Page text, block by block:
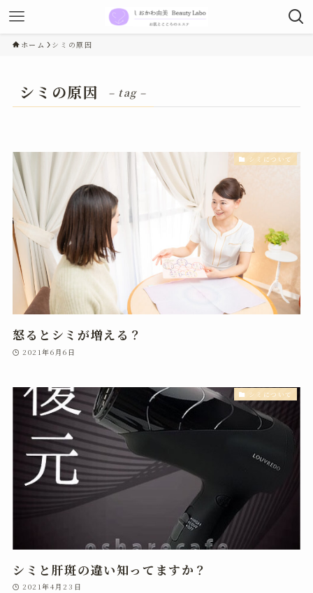
ホーム シミの原因
シミの原因 – tag –
シミについて
怒るとシミが増える？
2021年6月6日
シミについて
シミと肝斑の違い知ってますか？
2021年4月23日